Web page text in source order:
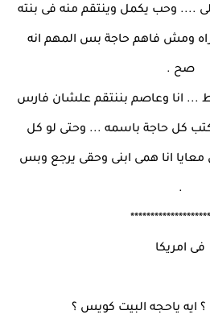
.... وحب يكمل وينتقم منه فى بنته
ومش فاهم حاجة بس المهم انه
صح .
... انا وعاصم بننتقم علشان فارس
كل حاجة باسمه ... وحتى لو كل
انا همى ابنى وحقى يرجع وبس
.
فى امريكا
؟ ايه ياحجه البيت كويس ؟